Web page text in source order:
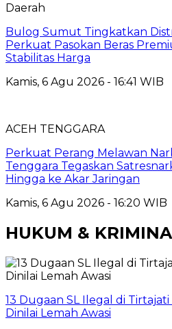
Daerah
Bulog Sumut Tingkatkan
Perkuat Pasokan Beras
Stabilitas Harga
Kamis, 6 Agu 2026 - 16:41 WIB
ACEH TENGGARA
Perkuat Perang Melawan
Tenggara Tegaskan
Hingga ke Akar Jaringan
Kamis, 6 Agu 2026 - 16:20 WIB
HUKUM &
13 Dugaan SL Ilegal di
Dinilai Lemah Awasi